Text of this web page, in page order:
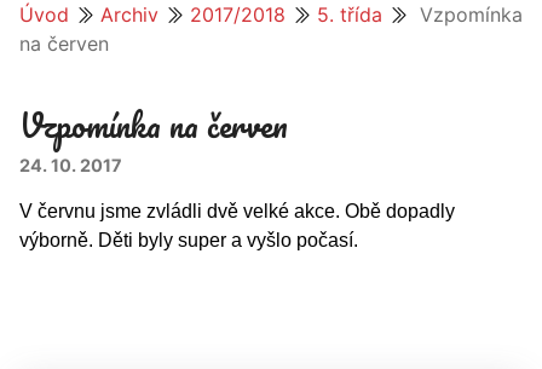
Úvod Archiv 2017/2018 5. třída
Vzpomínka
na červen
Vzpomínka na červen
24. 10. 2017
V červnu jsme zvládli dvě velké akce. Obě dopadly
výborně. Děti byly super a vyšlo počasí.